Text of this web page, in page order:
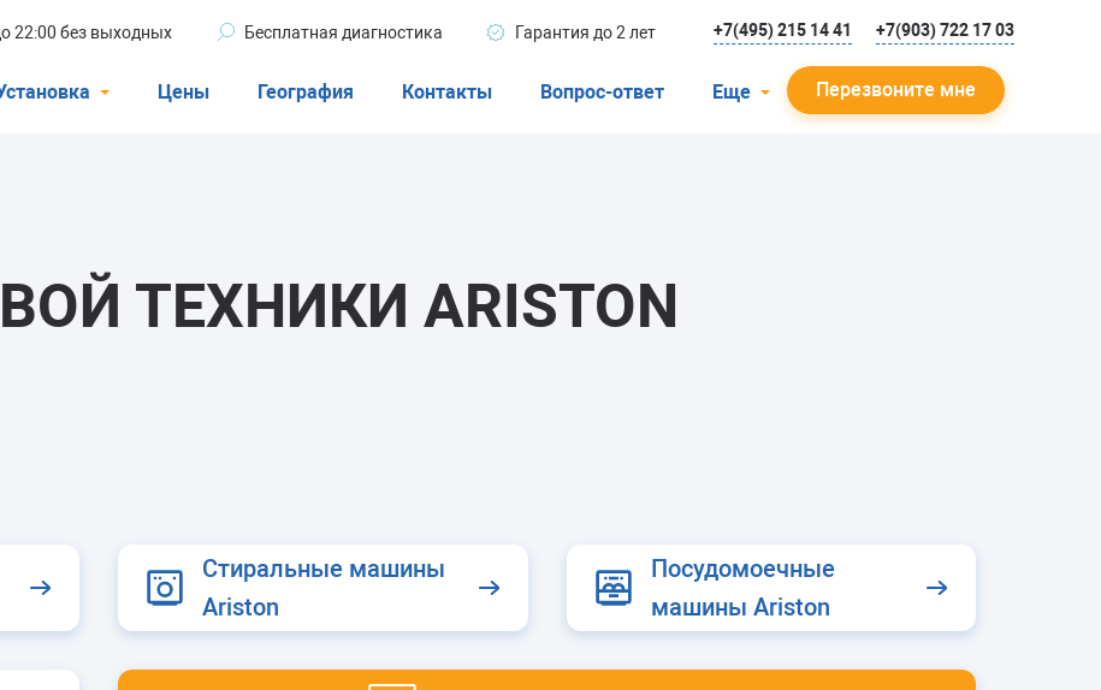
22:00 без выходных Бесплатная диагностика Гарантия до 2 лет +7(495) 215 14 41 +7(903) 722 17 03
Цены География Контакты Вопрос-ответ Еще Перезвоните мне
ТЕХНИКИ ARISTON
Стиральные машины
Ariston
Посудомоечные
машины Ariston